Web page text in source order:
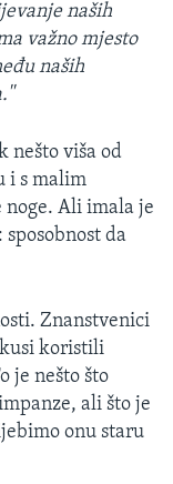
naših
važno mjesto
naših
nešto viša od
i s malim
Ali imala je
da
Znanstvenici
koristili
je nešto što
ali što je
onu staru